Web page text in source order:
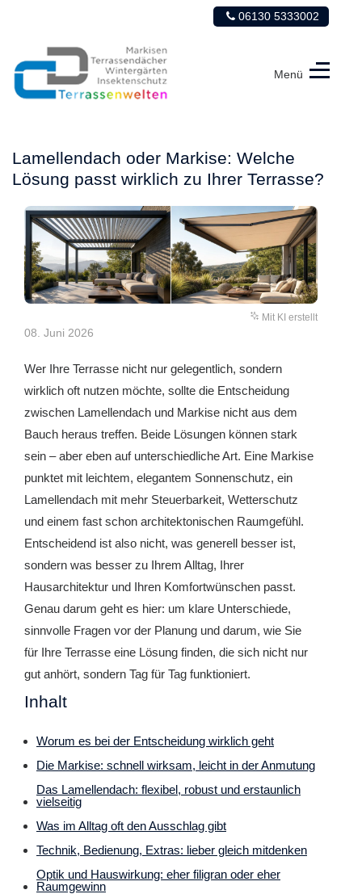
06130 5333002
Menü
Lamellendach oder Markise: Welche
Lösung passt wirklich zu Ihrer Terrasse?
Mit KI erstellt
08. Juni 2026
Wer Ihre Terrasse nicht nur gelegentlich, sondern
wirklich oft nutzen möchte, sollte die Entscheidung
zwischen Lamellendach und Markise nicht aus dem
Bauch heraus treffen. Beide Lösungen können stark
sein – aber eben auf unterschiedliche Art. Eine Markise
punktet mit leichtem, elegantem Sonnenschutz, ein
Lamellendach mit mehr Steuerbarkeit, Wetterschutz
und einem fast schon architektonischen Raumgefühl.
Entscheidend ist also nicht, was generell besser ist,
sondern was besser zu Ihrem Alltag, Ihrer
Hausarchitektur und Ihren Komfortwünschen passt.
Genau darum geht es hier: um klare Unterschiede,
sinnvolle Fragen vor der Planung und darum, wie Sie
für Ihre Terrasse eine Lösung finden, die sich nicht nur
gut anhört, sondern Tag für Tag funktioniert.
Inhalt
Worum es bei der Entscheidung wirklich geht
Die Markise: schnell wirksam, leicht in der Anmutung
Das Lamellendach: flexibel, robust und erstaunlich
vielseitig
Was im Alltag oft den Ausschlag gibt
Technik, Bedienung, Extras: lieber gleich mitdenken
Optik und Hauswirkung: eher filigran oder eher
Raumgewinn